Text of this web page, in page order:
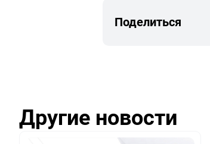
Поделиться
Другие новости